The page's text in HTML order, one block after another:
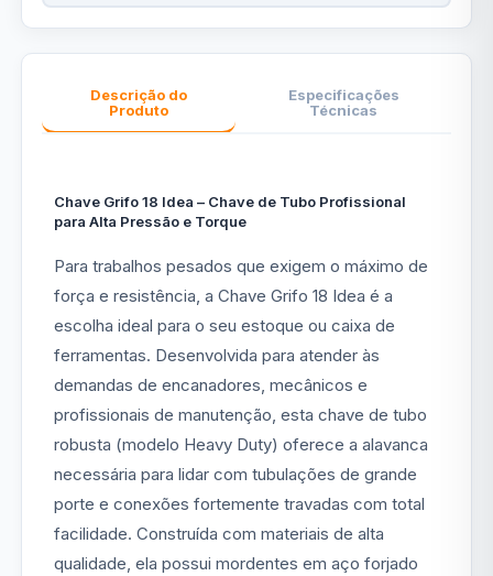
Descrição do
Produto
Especificações
Técnicas
Chave Grifo 18 Idea – Chave de Tubo Profissional
para Alta Pressão e Torque
Para trabalhos pesados que exigem o máximo de
força e resistência, a Chave Grifo 18 Idea é a
escolha ideal para o seu estoque ou caixa de
ferramentas. Desenvolvida para atender às
demandas de encanadores, mecânicos e
profissionais de manutenção, esta chave de tubo
robusta (modelo Heavy Duty) oferece a alavanca
necessária para lidar com tubulações de grande
porte e conexões fortemente travadas com total
facilidade. Construída com materiais de alta
qualidade, ela possui mordentes em aço forjado